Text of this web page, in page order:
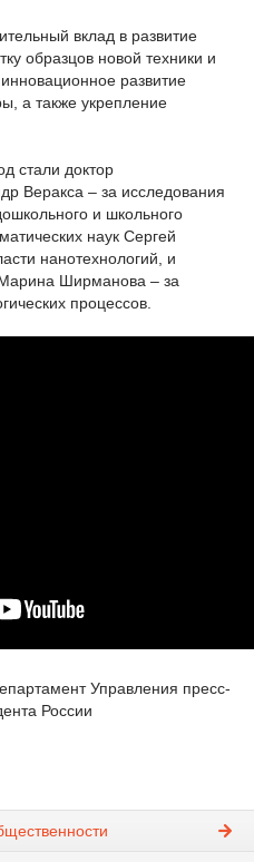
вклад в развитие
образцов новой техники и
развитие
а также укрепление
стали доктор
Веракса – за исследования
и школьного
наук Сергей
нанотехнологий, и
Марина Ширманова – за
процессов.
Управления пресс-
России